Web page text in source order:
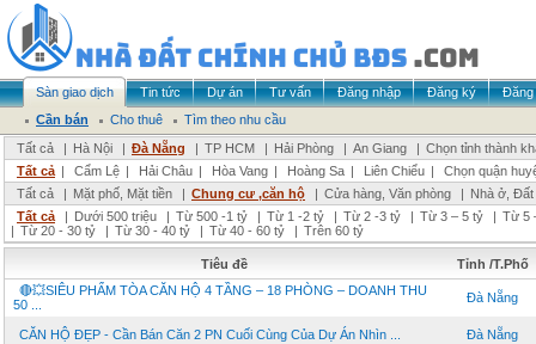
Sàn giao dịch Tin tức Dự án Tư vấn Đăng nhập Đăng ký
Đăng
Cần bán
Cho thuê
Tìm theo nhu cầu
Tất cả
| Hà Nội | Đà Nẵng | TP HCM | Hải Phòng | An Giang | Chọn tỉnh thành
Tất cả | Cẩm Lệ | Hải Châu | Hòa Vang | Hoàng Sa | Liên Chiểu |
Chọn quận
Tất cả
| Mặt phố, Mặt tiền | Chung cư ,căn hộ | Cửa hàng, Văn phòng | Nhà ở,
Tất cả
| Dưới 500 triệu | Từ 500 -1 tỷ | Từ 1 -2 tỷ | Từ 2 -3 tỷ | Từ 3 – 5 tỷ | Từ 5
| Từ 20 - 30 tỷ | Từ 30 - 40 tỷ | Từ 40 - 60 tỷ | Trên 60 tỷ
Tiêu đề
Tỉnh /T.Phố
🔴💥SIÊU PHẨM TÒA CĂN HỘ 4 TẦNG – 18 PHÒNG – DOANH THU
50 ...
Đà Nẵng
CĂN HỘ ĐẸP - Cần Bán Căn 2 PN Cuối Cùng Của Dự Án Nhìn ... Đà Nẵng